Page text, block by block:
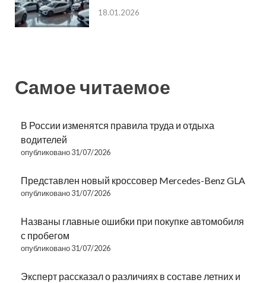
18.01.2026
Самое читаемое
В России изменятся правила труда и отдыха
водителей
опубликовано 31/07/2026
Представлен новый кроссовер Mercedes-Benz GLA
опубликовано 31/07/2026
Названы главные ошибки при покупке автомобиля
с пробегом
опубликовано 31/07/2026
Эксперт рассказал о различиях в составе летних и